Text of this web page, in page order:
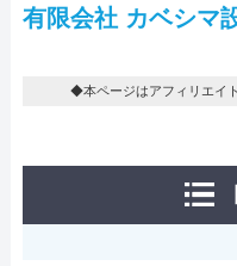
有限会社 カベシマ
◆本ページはアフィリエイ